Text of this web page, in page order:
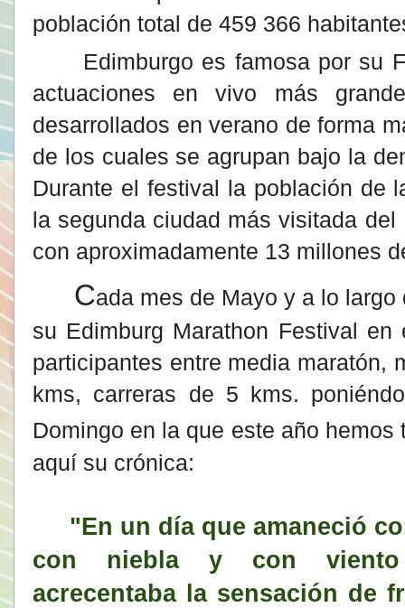
población total de 459 366
Edimburgo es famosa por su
actuaciones en vivo más
desarrollados en verano de forma
de los cuales se agrupan bajo la
Durante el festival la población de
la segunda ciudad más visitada del
con aproximadamente 13 millones
Cada mes de Mayo y a lo
su Edimburg Marathon Festival
participantes entre media maratón,
kms, carreras de 5 kms.
Domingo en la que este año
aquí su crónica:
"En un día que amaneció
con niebla y con
acrecentaba la sensación de